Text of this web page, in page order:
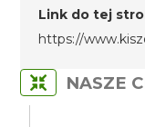
Link do tej
https://
NASZE